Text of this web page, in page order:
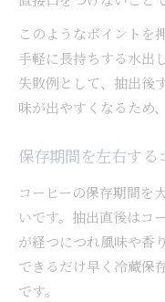
このようなポイントを
手軽に長持ちする水出
失敗例として、抽出後
味が出やすくなるため
保存期間を左右する
コーヒーの保存期間を
いです。抽出直後はコ
が経つにつれ風味や香
できるだけ早く冷蔵保
です。